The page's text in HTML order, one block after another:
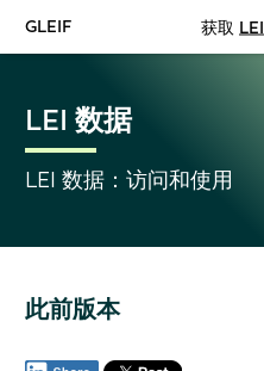
GLEIF 获取 LEI
LEI 数据
LEI 数据：访问和使用
此前版本